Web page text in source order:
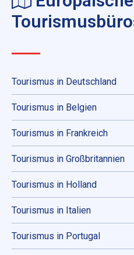
Tourismus in Deutschland
Tourismus in Belgien
Tourismus in Frankreich
Tourismus in Großbritannien
Tourismus in Holland
Tourismus in Italien
Tourismus in Portugal